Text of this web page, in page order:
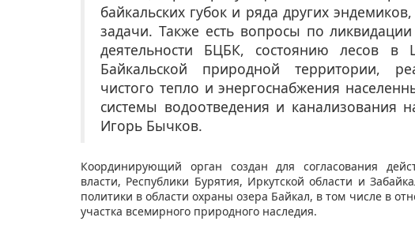
байкальских губок и ряда других
задачи. Также есть вопросы по
деятельности БЦБК, состоянию лесов в
Байкальской природной территории,
чистого тепло и энергоснабжения
системы водоотведения и канализования
Игорь Бычков.
Координирующий орган создан для согласования
власти, Республики Бурятия, Иркутской области и
политики в области охраны озера Байкал, в том числе в
участка всемирного природного наследия.